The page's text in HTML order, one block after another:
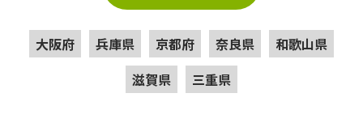
大阪府 兵庫県 京都府 奈良県
和歌山県
滋賀県
三重県